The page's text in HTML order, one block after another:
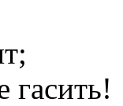
гасить!